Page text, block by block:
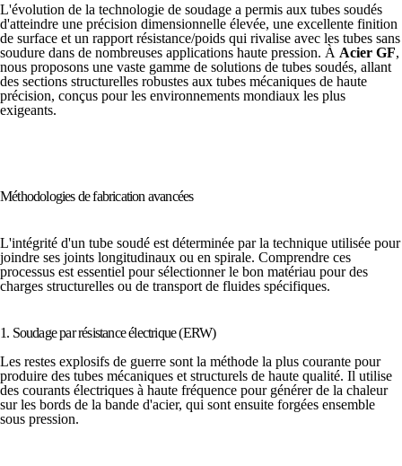
L'évolution de la technologie de soudage a permis aux tubes soudés
d'atteindre une précision dimensionnelle élevée, une excellente finition
de surface et un rapport résistance/poids qui rivalise avec les tubes sans
soudure dans de nombreuses applications haute pression. À Acier GF,
nous proposons une vaste gamme de solutions de tubes soudés, allant
des sections structurelles robustes aux tubes mécaniques de haute
précision, conçus pour les environnements mondiaux les plus
exigeants.
Méthodologies de fabrication avancées
L'intégrité d'un tube soudé est déterminée par la technique utilisée pour
joindre ses joints longitudinaux ou en spirale. Comprendre ces
processus est essentiel pour sélectionner le bon matériau pour des
charges structurelles ou de transport de fluides spécifiques.
1. Soudage par résistance électrique (ERW)
Les restes explosifs de guerre sont la méthode la plus courante pour
produire des tubes mécaniques et structurels de haute qualité. Il utilise
des courants électriques à haute fréquence pour générer de la chaleur
sur les bords de la bande d'acier, qui sont ensuite forgées ensemble
sous pression.